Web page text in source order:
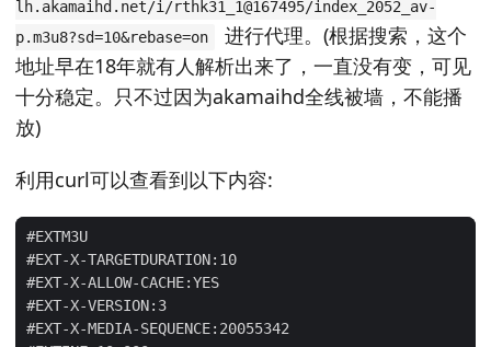
lh.akamaihd.net/i/rthk31_1@167495/index_2052_av-
p.m3u8?sd=10&rebase=on
进行代理。(根据搜索，这个
地址早在18年就有人解析出来了，一直没有变，可见
十分稳定。只不过因为akamaihd全线被墙，不能播
放)
利用curl可以查看到以下内容: